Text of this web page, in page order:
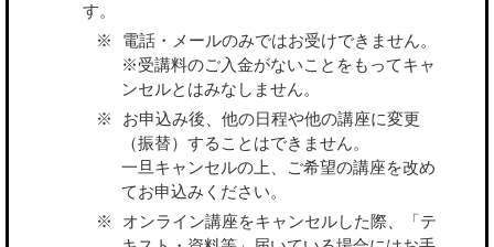
す。
電話・メールのみではお受けできません。
※受講料のご入金がないことをもってキャ
ンセルとはみなしません。
お申込み後、他の日程や他の講座に変更
（振替）することはできません。
一旦キャンセルの上、ご希望の講座を改め
てお申込みください。
オンライン講座をキャンセルした際、「テ